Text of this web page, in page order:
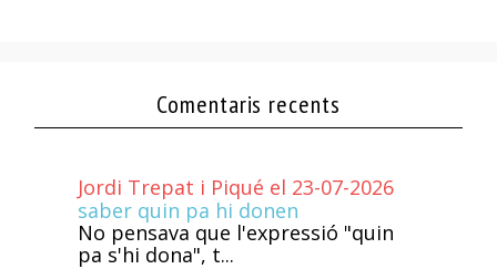
Comentaris recents
Jordi Trepat i Piqué el 23-07-2026
saber quin pa hi donen
No pensava que l'expressió "quin
pa s'hi dona", t...